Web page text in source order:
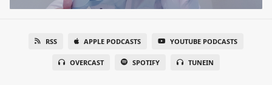
RSS APPLE PODCASTS YOUTUBE PODCASTS
OVERCAST SPOTIFY TUNEIN